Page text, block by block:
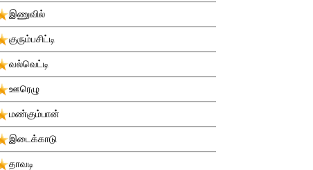
இணுவில்
குரும்பசிட்டி
வல்வெட்டி
ஊரெழு
மண்கும்பான்
இடைக்காடு
தாவடி